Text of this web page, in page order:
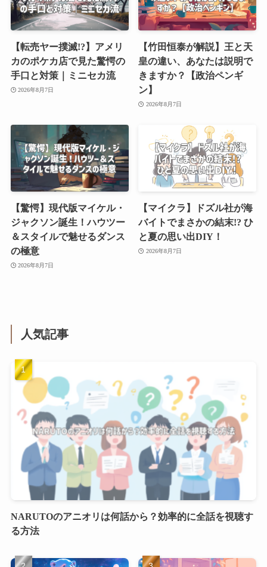
【転売ヤー撲滅!?】アメリ
カのポケカ店で見た驚愕の
手口と対策｜ミニセカ流
2026年8月7日
【竹田恒泰が解説】王と天
皇の違い、あなたは説明で
きますか？【政治ペンギ
ン】
2026年8月7日
【驚愕】現代版マイケル・
ジャクソン誕生！ハウツー
＆スタイルで魅せるダンス
の極意
2026年8月7日
【マイクラ】ドズル社が海
バイトでまさかの結末!? ひ
と夏の思い出DIY！
2026年8月7日
人気記事
NARUTOのアニオリは何話から？効率的に全話を視聴す
る方法